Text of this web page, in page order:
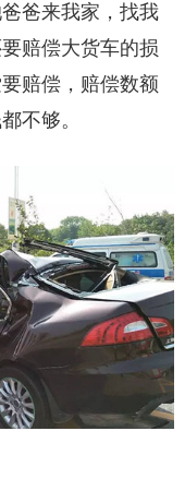
爸来我家，找我
赔偿大货车的损
赔偿，赔偿数额
不够。